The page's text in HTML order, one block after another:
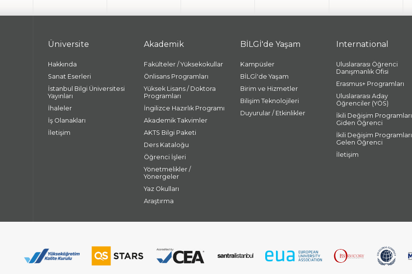
Üniversite
Hakkında
Sanat Eserleri
İstanbul Bilgi Üniversitesi
Yayınları
İhaleler
İş Olanakları
İletişim
Akademik
Fakülteler / Yüksekokullar
Önlisans Programları
Yüksek Lisans / Doktora
Programları
İngilizce Hazırlık Programı
Akademik Takvimler
AKTS Bilgi Paketi
Ders Kataloğu
Öğrenci İşleri
Yönetmelikler /
Yönergeler
Yaz Okulları
Araştırma
BİLGİ'de Yaşam
Kampüsler
BİLGİ'de Yaşam
Birim ve Hizmetler
Bilişim Teknolojileri
Duyurular / Etkinlikler
International
Uluslararası Öğrenci
Danışmanlık Ofisi
Erasmus+ Programları
Uluslararası Aday
Öğrenciler (YÖS)
İkili Değişim Programları
Giden Öğrenci
İkili Değişim Programları
Gelen Öğrenci
İletişim